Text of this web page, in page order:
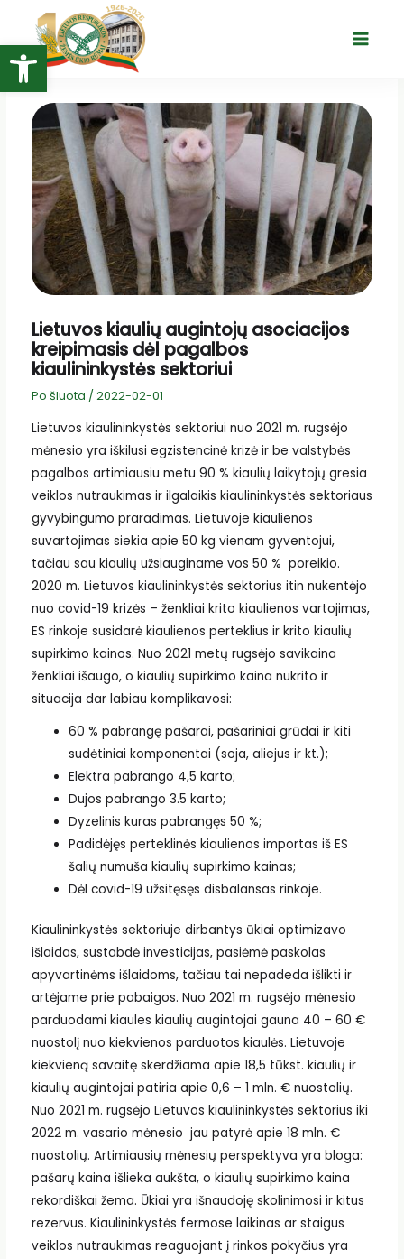
Open toolbar
turinio
Main
Lietuvos kiaulių augintojų asociacijos
kreipimasis dėl pagalbos
kiaulininkystės sektoriui
Po šluota / 2022-02-01
Lietuvos kiaulininkystės sektoriui nuo 2021 m. rugsėjo
mėnesio yra iškilusi egzistencinė krizė ir be valstybės
pagalbos artimiausiu metu 90 % kiaulių laikytojų gresia
veiklos nutraukimas ir ilgalaikis kiaulininkystės sektoriaus
gyvybingumo praradimas. Lietuvoje kiaulienos
suvartojimas siekia apie 50 kg vienam gyventojui,
tačiau sau kiaulių užsiauginame vos 50 % poreikio.
2020 m. Lietuvos kiaulininkystės sektorius itin nukentėjo
nuo covid-19 krizės – ženkliai krito kiaulienos vartojimas,
ES rinkoje susidarė kiaulienos perteklius ir krito kiaulių
supirkimo kainos. Nuo 2021 metų rugsėjo savikaina
ženkliai išaugo, o kiaulių supirkimo kaina nukrito ir
situacija dar labiau komplikavosi:
60 % pabrangę pašarai, pašariniai grūdai ir kiti
sudėtiniai komponentai (soja, aliejus ir kt.);
Elektra pabrango 4,5 karto;
Dujos pabrango 3.5 karto;
Dyzelinis kuras pabrangęs 50 %;
Padidėjęs perteklinės kiaulienos importas iš ES
šalių numuša kiaulių supirkimo kainas;
Dėl covid-19 užsitęsęs disbalansas rinkoje.
Kiaulininkystės sektoriuje dirbantys ūkiai optimizavo
išlaidas, sustabdė investicijas, pasiėmė paskolas
apyvartinėms išlaidoms, tačiau tai nepadeda išlikti ir
artėjame prie pabaigos. Nuo 2021 m. rugsėjo mėnesio
parduodami kiaules kiaulių augintojai gauna 40 – 60 €
nuostolį nuo kiekvienos parduotos kiaulės. Lietuvoje
kiekvieną savaitę skerdžiama apie 18,5 tūkst. kiaulių ir
kiaulių augintojai patiria apie 0,6 – 1 mln. € nuostolių.
Nuo 2021 m. rugsėjo Lietuvos kiaulininkystės sektorius iki
2022 m. vasario mėnesio jau patyrė apie 18 mln. €
nuostolių. Artimiausių mėnesių perspektyva yra bloga:
pašarų kaina išlieka aukšta, o kiaulių supirkimo kaina
rekordiškai žema. Ūkiai yra išnaudoję skolinimosi ir kitus
rezervus. Kiaulininkystės fermose laikinas ar staigus
veiklos nutraukimas reaguojant į rinkos pokyčius yra